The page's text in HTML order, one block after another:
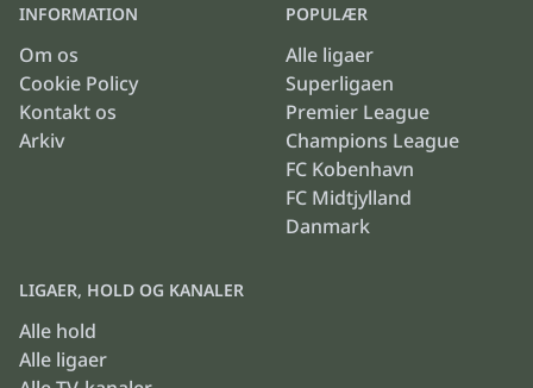
INFORMATION
Om os
Cookie Policy
Kontakt os
Arkiv
POPULÆR
Alle ligaer
Superligaen
Premier League
Champions League
FC Kobenhavn
FC Midtjylland
Danmark
LIGAER, HOLD OG KANALER
Alle hold
Alle ligaer